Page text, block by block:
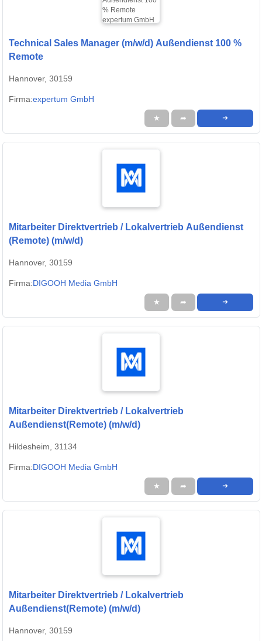
Technical Sales Manager (m/w/d) Außendienst 100 %
Remote
Hannover, 30159
Firma:expertum GmbH
★ ➦ ➜
Mitarbeiter Direktvertrieb / Lokalvertrieb Außendienst
(Remote) (m/w/d)
Hannover, 30159
Firma:DIGOOH Media GmbH
★ ➦ ➜
Mitarbeiter Direktvertrieb / Lokalvertrieb
Außendienst(Remote) (m/w/d)
Hildesheim, 31134
Firma:DIGOOH Media GmbH
★ ➦ ➜
Mitarbeiter Direktvertrieb / Lokalvertrieb
Außendienst(Remote) (m/w/d)
Hannover, 30159